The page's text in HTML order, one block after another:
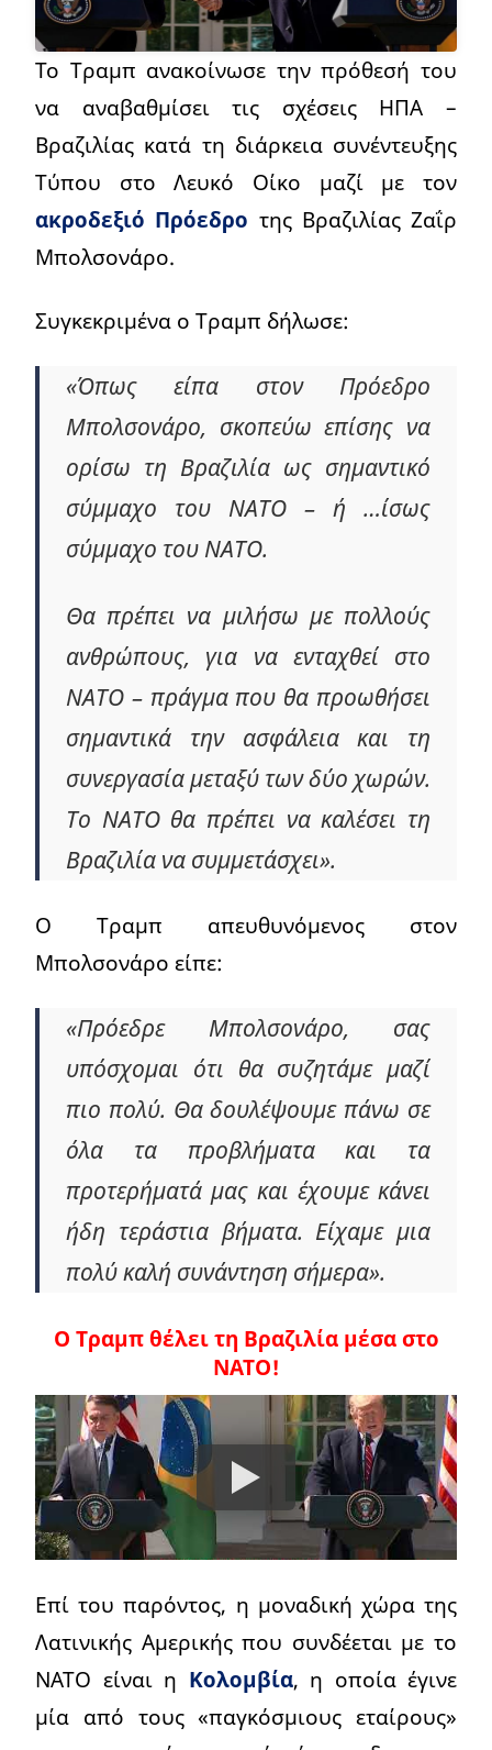
Το Τραμπ ανακοίνωσε την πρόθεσή του
να αναβαθμίσει τις σχέσεις ΗΠΑ –
Βραζιλίας κατά τη διάρκεια συνέντευξης
Τύπου στο Λευκό Οίκο μαζί με τον
ακροδεξιό Πρόεδρο της Βραζιλίας Ζαΐρ
Μπολσονάρο.
Συγκεκριμένα ο Τραμπ δήλωσε:
«Όπως είπα στον Πρόεδρο
Μπολσονάρο, σκοπεύω επίσης να
ορίσω τη Βραζιλία ως σημαντικό
σύμμαχο του ΝΑΤΟ – ή …ίσως
σύμμαχο του ΝΑΤΟ.
Θα πρέπει να μιλήσω με πολλούς
ανθρώπους, για να ενταχθεί στο
ΝΑΤΟ – πράγμα που θα προωθήσει
σημαντικά την ασφάλεια και τη
συνεργασία μεταξύ των δύο χωρών.
Το ΝΑΤΟ θα πρέπει να καλέσει τη
Βραζιλία να συμμετάσχει».
Ο Τραμπ απευθυνόμενος στον
Μπολσονάρο είπε:
«Πρόεδρε Μπολσονάρο, σας
υπόσχομαι ότι θα συζητάμε μαζί
πιο πολύ. Θα δουλέψουμε πάνω σε
όλα τα προβλήματα και τα
προτερήματά μας και έχουμε κάνει
ήδη τεράστια βήματα. Είχαμε μια
πολύ καλή συνάντηση σήμερα».
Ο Τραμπ θέλει τη Βραζιλία μέσα στο
ΝΑΤΟ!
Επί του παρόντος, η μοναδική χώρα της
Λατινικής Αμερικής που συνδέεται με το
ΝΑΤΟ είναι η Κολομβία, η οποία έγινε
μία από τους «παγκόσμιους εταίρους»